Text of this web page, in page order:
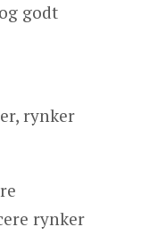
godt
rynker
rynker